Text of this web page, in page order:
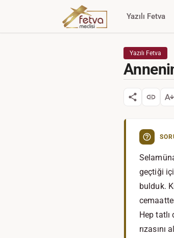
Yazılı Fetva
Yazılı Fetva
geçtiği
bulduk.
Hep